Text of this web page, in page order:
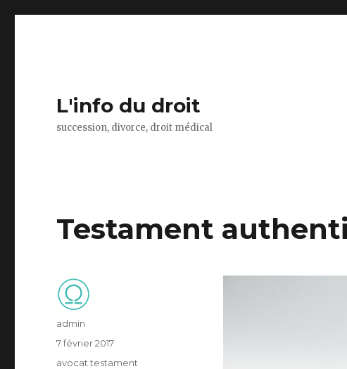
L'info du droit
succession, divorce, droit médical
Testament
Auteur
admin
Publié
7 février 2017
Catégories
avocat testament